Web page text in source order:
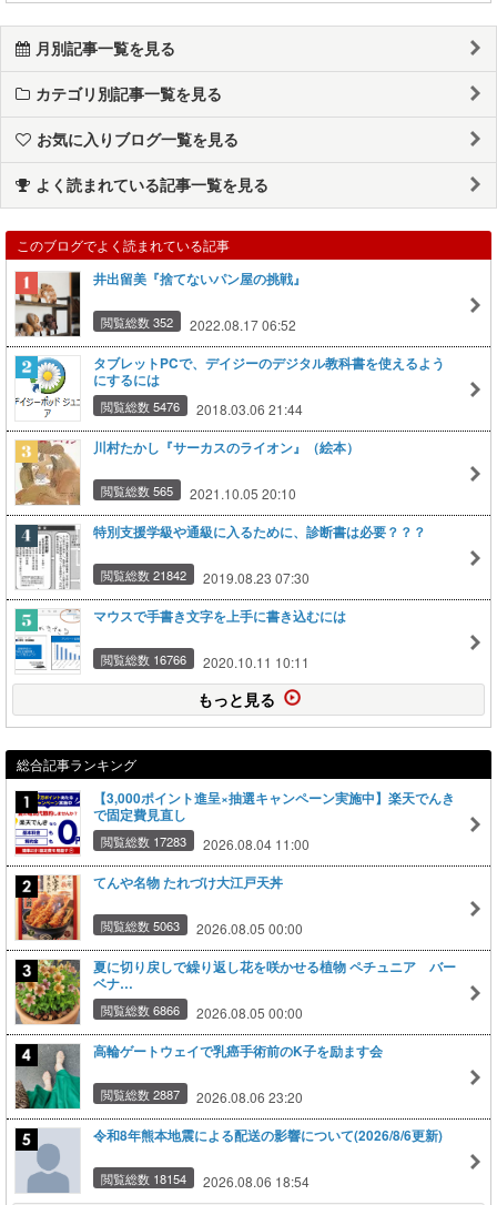
月別記事一覧を見る
カテゴリ別記事一覧を見る
お気に入りブログ一覧を見る
よく読まれている記事一覧を見る
このブログでよく読まれている記事
井出留美『捨てないパン屋の挑戦』
閲覧総数 352 2022.08.17 06:52
タブレットPCで、デイジーのデジタル教科書を使えるよう
にするには
閲覧総数 5476 2018.03.06 21:44
川村たかし『サーカスのライオン』（絵本）
閲覧総数 565 2021.10.05 20:10
特別支援学級や通級に入るために、診断書は必要？？？
閲覧総数 21842 2019.08.23 07:30
マウスで手書き文字を上手に書き込むには
閲覧総数 16766 2020.10.11 10:11
もっと見る
総合記事ランキング
【3,000ポイント進呈×抽選キャンペーン実施中】楽天でんき
で固定費見直し
閲覧総数 17283 2026.08.04 11:00
てんや名物 たれづけ大江戸天丼
閲覧総数 5063 2026.08.05 00:00
夏に切り戻しで繰り返し花を咲かせる植物 ペチュニア バー
ベナ…
閲覧総数 6866 2026.08.05 00:00
高輪ゲートウェイで乳癌手術前のK子を励ます会
閲覧総数 2887 2026.08.06 23:20
令和8年熊本地震による配送の影響について(2026/8/6更新)
閲覧総数 18154 2026.08.06 18:54